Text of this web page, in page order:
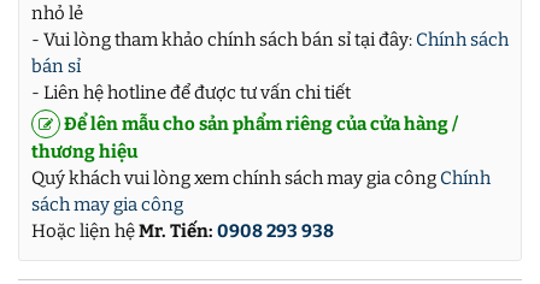
nhỏ lẻ
- Vui lòng tham khảo chính sách bán sỉ tại đây: Chính sách
bán sỉ
- Liên hệ hotline để được tư vấn chi tiết
Để lên mẫu cho sản phẩm riêng của cửa hàng /
thương hiệu
Quý khách vui lòng xem chính sách may gia công Chính
sách may gia công
Hoặc liện hệMr. Tiến: 0908 293 938